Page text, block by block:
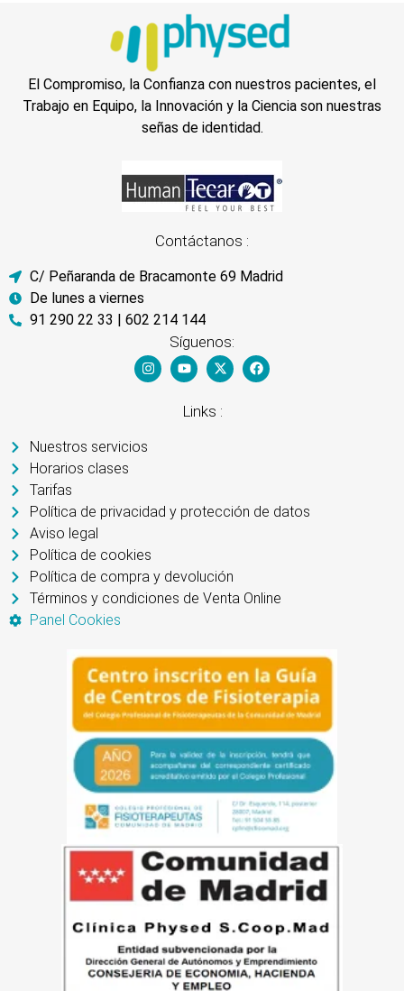
El Compromiso, la Confianza con nuestros pacientes, el
Trabajo en Equipo, la Innovación y la Ciencia son nuestras
señas de identidad.
Contáctanos :
C/ Peñaranda de Bracamonte 69 Madrid
De lunes a viernes
91 290 22 33 | 602 214 144
Síguenos:
Links :
Nuestros servicios
Horarios clases
Tarifas
Política de privacidad y protección de datos
Aviso legal
Política de cookies
Política de compra y devolución
Términos y condiciones de Venta Online
Panel Cookies